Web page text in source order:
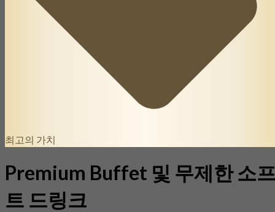
최고의 가치
Premium Buffet 및 무제한 소
트 드링크